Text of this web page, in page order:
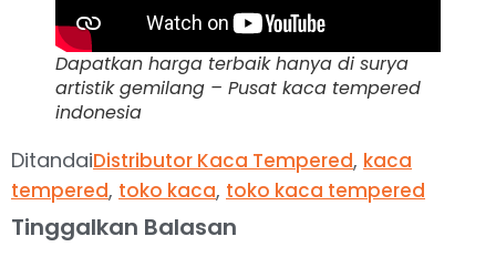
Dapatkan harga terbaik hanya di surya
artistik gemilang – Pusat kaca tempered
indonesia
DitandaiDistributor Kaca Tempered, kaca
tempered, toko kaca, toko kaca tempered
Tinggalkan Balasan